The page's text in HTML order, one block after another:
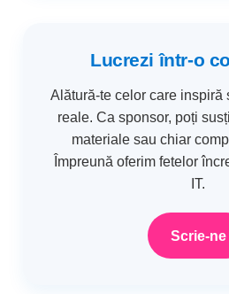
Lucrezi într-o
Alătură-te celor care inspiră
reale. Ca sponsor, poți
materiale sau chiar
Împreună oferim fetelor
IT.
Scrie-ne